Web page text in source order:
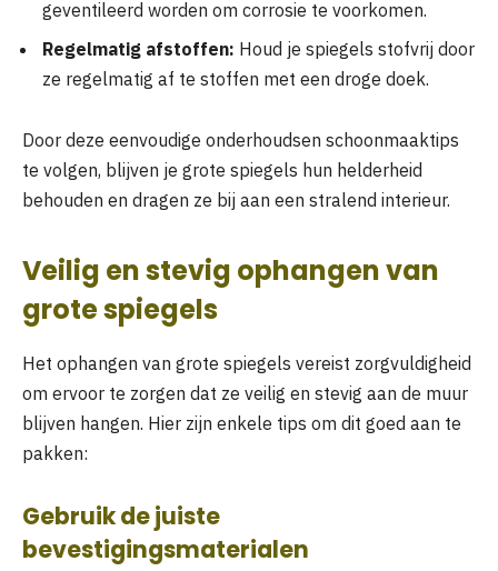
geventileerd worden om corrosie te voorkomen.
Regelmatig afstoffen: Houd je spiegels stofvrij door
ze regelmatig af te stoffen met een droge doek.
Door deze eenvoudige onderhoudsen schoonmaaktips
te volgen, blijven je grote spiegels hun helderheid
behouden en dragen ze bij aan een stralend interieur.
Veilig en stevig ophangen van
grote spiegels
Het ophangen van grote spiegels vereist zorgvuldigheid
om ervoor te zorgen dat ze veilig en stevig aan de muur
blijven hangen. Hier zijn enkele tips om dit goed aan te
pakken:
Gebruik de juiste
bevestigingsmaterialen